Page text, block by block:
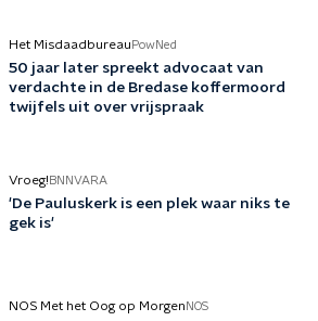
Het Misdaadbureau PowNed
50 jaar later spreekt advocaat van
verdachte in de Bredase koffermoord
twijfels uit over vrijspraak
Vroeg! BNNVARA
'De Pauluskerk is een plek waar niks te
gek is'
NOS Met het Oog op Morgen NOS